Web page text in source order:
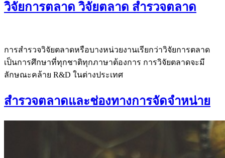
วิจัยการตลาด วิจัยตลาด สำรวจตลาด
การสำรวจวิจัยตลาดหรือบางหน่วยงานเรียกว่าวิจัยการตลาด
เป็นการศึกษาที่ทุกชาติทุกภาษาต้องการ การวิจัยตลาดจะมี
ลักษณะคล้าย R&D ในต่างประเทศ
สำรวจตลาดและช่องทางการจัดจำหน่าย